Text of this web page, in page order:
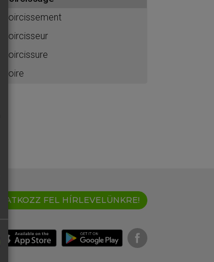
noircissement
noircisseur
noircissure
noire
IRATKOZZ FEL HÍRLEVELÜNKRE!